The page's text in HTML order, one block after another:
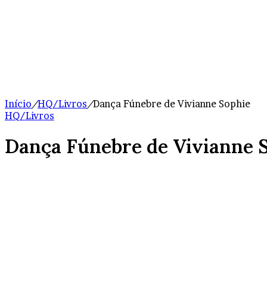
Início/HQ/Livros/Dança Fúnebre de Vivianne Sophie
HQ/Livros
Dança Fúnebre de Vivianne